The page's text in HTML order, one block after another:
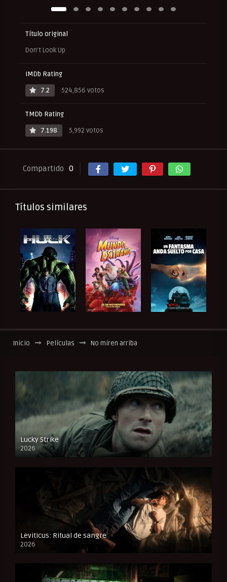
Título original
Don't Look Up
IMDb Rating
7.2
524,856 votos
TMDb Rating
7.198
5,992 votos
Compartido 0
Títulos similares
Inicio Películas No miren arriba
Lucky Strike
2026
FULL HD
Leviticus: Ritual de sangre
2026
FULL HD